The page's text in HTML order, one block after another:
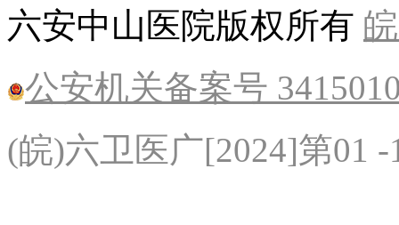
六安中山医院版权所有
公安机关备案号
(皖)六卫医广[2024]第01 -